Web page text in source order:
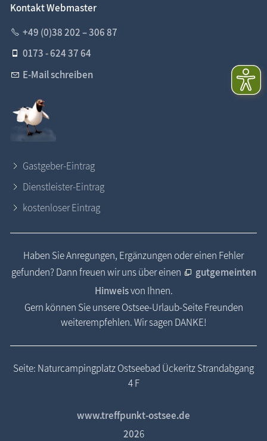
Kontakt Webmaster
+49 (0)38 202 – 306 87
0173 - 624 37 64
E-Mail schreiben
Gastgeber-Eintrag
Dienstleister-Eintrag
kostenloser Eintrag
Haben Sie Anregungen, Ergänzungen oder einen Fehler
gefunden? Dann freuen wir uns über einen
gutgemeinten
Hinweisvon Ihnen.
Gern können Sie unsere Ostsee-Urlaub-Seite Freunden
weiterempfehlen. Wir sagen DANKE!
Seite: Naturcampingplatz Ostseebad Ückeritz Strandabgang
4 F
www.treffpunkt-ostsee.de
2026